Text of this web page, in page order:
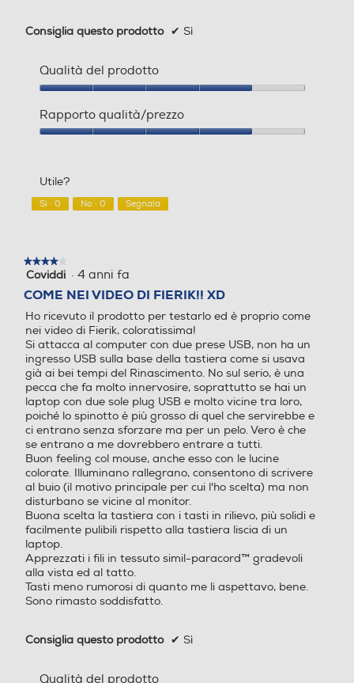
Consiglia questo prodotto ✔ Sì
Qualità del prodotto
del
prodotto,
Rapporto qualità/prezzo
su
5
Utile?
Sì · 0 No · 0 Segnala
★★★★★
★★★★★
4
5
stelle.
Coviddi · 4 anni fa
COME NEI VIDEO DI FIERIK!! XD
Ho ricevuto il prodotto per testarlo ed è proprio come
nei video di Fierik, coloratissima!
Si attacca al computer con due prese USB, non ha un
ingresso USB sulla base della tastiera come si usava
già ai bei tempi del Rinascimento. No sul serio, è una
pecca che fa molto innervosire, soprattutto se hai un
laptop con due sole plug USB e molto vicine tra loro,
poiché lo spinotto è più grosso di quel che servirebbe e
ci entrano senza sforzare ma per un pelo. Vero è che
se entrano a me dovrebbero entrare a tutti.
Buon feeling col mouse, anche esso con le lucine
colorate. Illuminano rallegrano, consentono di scrivere
al buio (il motivo principale per cui l'ho scelta) ma non
disturbano se vicine al monitor.
Buona scelta la tastiera con i tasti in rilievo, più solidi e
facilmente pulibili rispetto alla tastiera liscia di un
laptop.
Apprezzati i fili in tessuto simil-paracord™ gradevoli
alla vista ed al tatto.
Tasti meno rumorosi di quanto me li aspettavo, bene.
Sono rimasto soddisfatto.
Consiglia questo prodotto ✔ Sì
Qualità del prodotto